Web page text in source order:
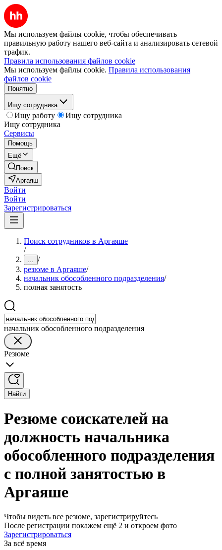
Мы используем файлы cookie, чтобы обеспечивать
правильную работу нашего веб-сайта и анализировать сетевой
трафик.
Правила использования файлов cookie
Мы используем файлы cookie. Правила использования
файлов cookie
Понятно
Ищу сотрудника
Ищу работу
Ищу сотрудника
Ищу сотрудника
Сервисы
Помощь
Ещё
Поиск
Аргаяш
Войти
Войти
Зарегистрироваться
Поиск сотрудников в Аргаяше
/
... /
резюме в Аргаяше/
начальник обособленного подразделения/
полная занятость
начальник обособленного подразделения
Резюме
Найти
Резюме соискателей на
должность начальника
обособленного подразделения
с полной занятостью в
Аргаяше
Чтобы видеть все резюме, зарегистрируйтесь
После регистрации покажем ещё 2 и откроем фото
Зарегистрироваться
За всё время